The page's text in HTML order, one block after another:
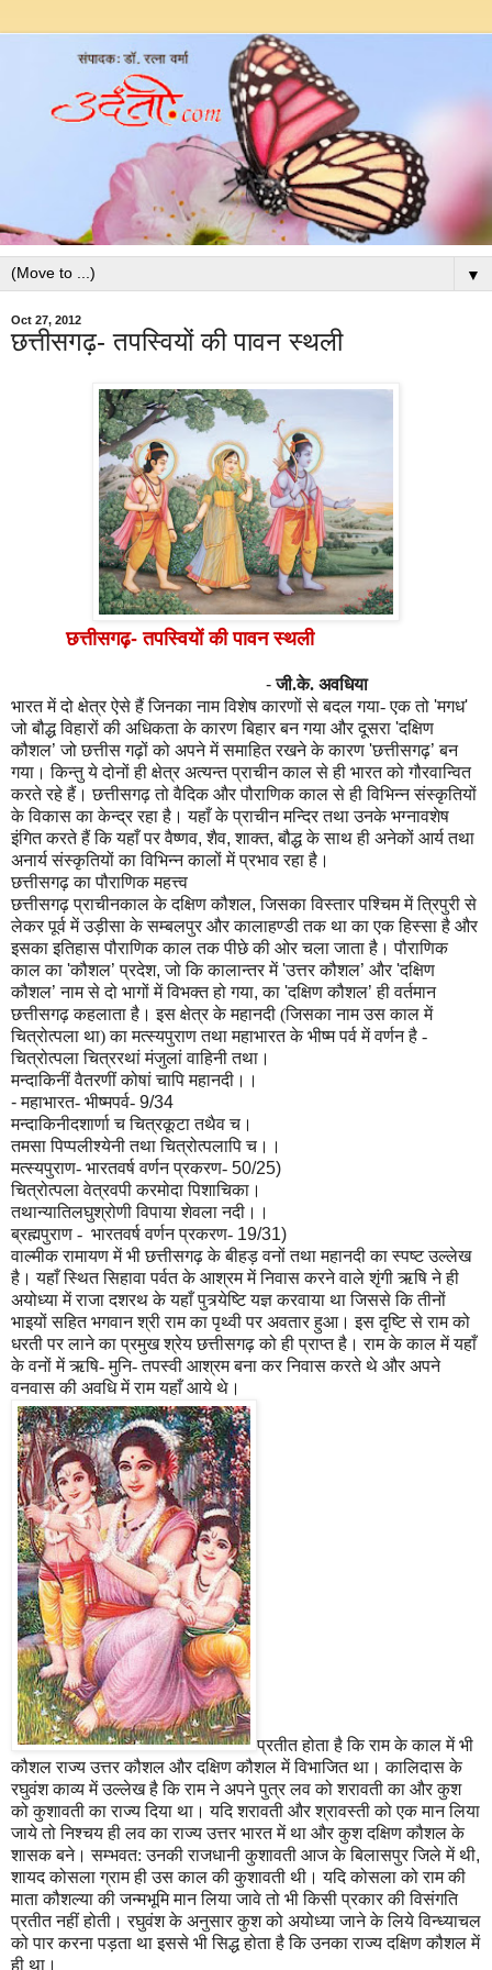
▼
Oct 27, 2012
छत्तीसगढ़- तपस्वियों की पावन स्थली
छत्तीसगढ़-तपस्वियों की पावन स्थली
- जी.के. अवधिया
भारत में दो क्षेत्र ऐसे हैं जिनका नाम विशेष कारणों से बदल गया- एक तो 'मगध'
जो बौद्ध विहारों की अधिकता के कारण बिहार बन गया और दूसरा 'दक्षिण
कौशल’जो छत्तीस गढ़ों को अपने में समाहित रखने के कारण 'छत्तीसगढ़’बन
गया। किन्तु ये दोनों ही क्षेत्र अत्यन्त प्राचीन काल से ही भारत को गौरवान्वित
करते रहे हैं। छत्तीसगढ़ तो वैदिक और पौराणिक काल से ही विभिन्न संस्कृतियों
के विकास का केन्द्र रहा है। यहाँ के प्राचीन मन्दिर तथा उनके भग्नावशेष
इंगित करते हैं कि यहाँ पर वैष्णव,शैव,शाक्त,बौद्ध के साथ ही अनेकों आर्य तथा
अनार्य संस्कृतियों का विभिन्न कालों में प्रभाव रहा है।
छत्तीसगढ़ का पौराणिक महत्त्व
छत्तीसगढ़ प्राचीनकाल के दक्षिण कौशल,जिसका विस्तार पश्चिम में त्रिपुरी से
लेकर पूर्व में उड़ीसा के सम्बलपुर और कालाहण्डी तक था का एक हिस्सा है और
इसका इतिहास पौराणिक काल तक पीछे की ओर चला जाता है। पौराणिक
काल का 'कौशल’प्रदेश,जो कि कालान्तर में'उत्तर कौशल’ और 'दक्षिण
कौशल’नाम से दो भागों में विभक्त हो गया,का 'दक्षिण कौशल’ही वर्तमान
छत्तीसगढ़ कहलाता है। इस क्षेत्र के महानदी (जिसका नाम उस काल में
चित्रोत्पला था) का मत्स्यपुराण तथा महाभारत के भीष्म पर्व में वर्णन है -
चित्रोत्पला चित्ररथां मंजुलां वाहिनी तथा।
मन्दाकिनीं वैतरणीं कोषां चापि महानदी।।
-महाभारत- भीष्मपर्व- 9/34
मन्दाकिनीदशार्णा च चित्रकूटा तथैव च।
तमसा पिप्पलीश्येनी तथा चित्रोत्पलापि च।।
मत्स्यपुराण- भारतवर्ष वर्णन प्रकरण- 50/25)
चित्रोत्पला वेत्रवपी करमोदा पिशाचिका।
तथान्यातिलघुश्रोणी विपाया शेवला नदी।।
ब्रह्मपुराण - भारतवर्ष वर्णन प्रकरण- 19/31)
वाल्मीक रामायण में भी छत्तीसगढ़ के बीहड़ वनों तथा महानदी का स्पष्ट उल्लेख
है। यहाँ स्थित सिहावा पर्वत के आश्रम में निवास करने वाले शृंगी ऋषि ने ही
अयोध्या में राजा दशरथ के यहाँ पुत्र्येष्टि यज्ञ करवाया था जिससे कि तीनों
भाइयों सहित भगवान श्री राम का पृथ्वी पर अवतार हुआ। इस दृष्टि से राम को
धरती पर लाने का प्रमुख श्रेय छत्तीसगढ़ को ही प्राप्त है। राम के काल में यहाँ
के वनों में ऋषि- मुनि- तपस्वी आश्रम बना कर निवास करते थे और अपने
वनवास की अवधि में राम यहाँ आये थे।
प्रतीत होता है कि राम के काल में भी
कौशल राज्य उत्तर कौशल और दक्षिण कौशल में विभाजित था। कालिदास के
रघुवंश काव्य में उल्लेख है कि राम ने अपने पुत्र लव को शरावती का और कुश
को कुशावती का राज्य दिया था। यदि शरावती और श्रावस्ती को एक मान लिया
जाये तो निश्चय ही लव का राज्य उत्तर भारत में था और कुश दक्षिण कौशल के
शासक बने। सम्भवत: उनकी राजधानी कुशावती आज के बिलासपुर जिले में थी,
शायद कोसला ग्राम ही उस काल की कुशावती थी। यदि कोसला को राम की
माता कौशल्या की जन्मभूमि मान लिया जावे तो भी किसी प्रकार की विसंगति
प्रतीत नहीं होती। रघुवंश के अनुसार कुश को अयोध्या जाने के लिये विन्ध्याचल
को पार करना पड़ता था इससे भी सिद्ध होता है कि उनका राज्य दक्षिण कौशल में
ही था।